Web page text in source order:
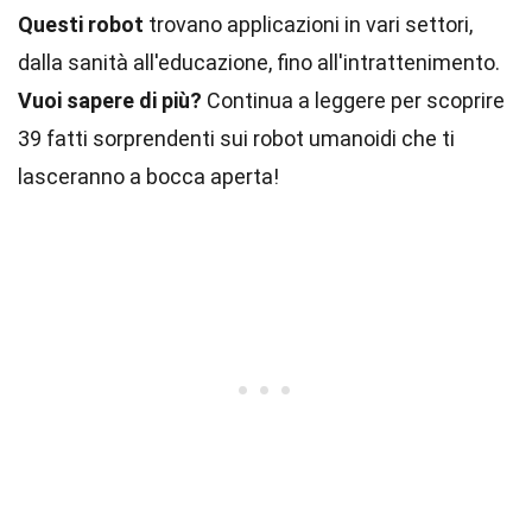
Questi robot trovano applicazioni in vari settori,
dalla sanità all'educazione, fino all'intrattenimento.
Vuoi sapere di più? Continua a leggere per scoprire
39 fatti sorprendenti sui robot umanoidi che ti
lasceranno a bocca aperta!